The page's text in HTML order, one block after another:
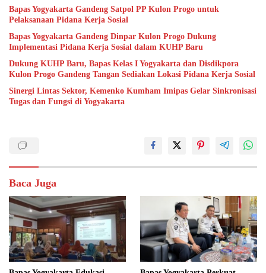
Bapas Yogyakarta Gandeng Satpol PP Kulon Progo untuk
Pelaksanaan Pidana Kerja Sosial
Bapas Yogyakarta Gandeng Dinpar Kulon Progo Dukung
Implementasi Pidana Kerja Sosial dalam KUHP Baru
Dukung KUHP Baru, Bapas Kelas I Yogyakarta dan Disdikpora
Kulon Progo Gandeng Tangan Sediakan Lokasi Pidana Kerja Sosial
Sinergi Lintas Sektor, Kemenko Kumham Imipas Gelar Sinkronisasi
Tugas dan Fungsi di Yogyakarta
Baca Juga